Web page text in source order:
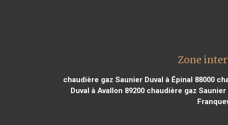
Zone
chaudière gaz Saunier Duval à Épinal 88000
Duval à Avallon 89200chaudière gaz Saunier